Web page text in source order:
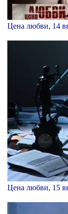
Цена любви, 14
Цена любви, 15